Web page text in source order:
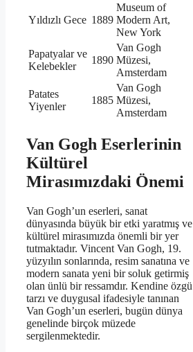
Yıldızlı Gece 1889
Museum of
Modern Art,
New York
Papatyalar ve
Kelebekler
1890
Van Gogh
Müzesi,
Amsterdam
Patates
Yiyenler
1885
Van Gogh
Müzesi,
Amsterdam
Van Gogh Eserlerinin
Kültürel
Mirasımızdaki Önemi
Van Gogh’un eserleri, sanat
dünyasında büyük bir etki yaratmış ve
kültürel mirasımızda önemli bir yer
tutmaktadır. Vincent Van Gogh, 19.
yüzyılın sonlarında, resim sanatına ve
modern sanata yeni bir soluk getirmiş
olan ünlü bir ressamdır. Kendine özgü
tarzı ve duygusal ifadesiyle tanınan
Van Gogh’un eserleri, bugün dünya
genelinde birçok müzede
sergilenmektedir.